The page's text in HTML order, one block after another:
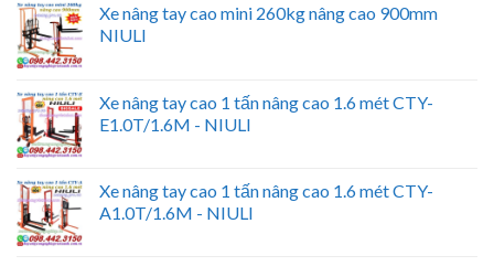
Xe nâng tay cao mini 260kg nâng cao 900mm
NIULI
Xe nâng tay cao 1 tấn nâng cao 1.6 mét CTY-
E1.0T/1.6M - NIULI
Xe nâng tay cao 1 tấn nâng cao 1.6 mét CTY-
A1.0T/1.6M - NIULI